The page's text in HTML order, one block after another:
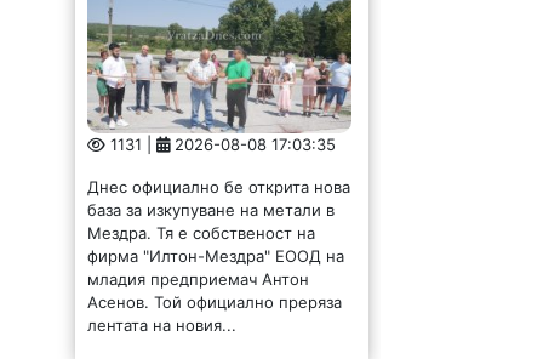
1131 | 2026-08-08 17:03:35
Днес официално бе открита нова
база за изкупуване на метали в
Мездра. Тя е собственост на
фирма "Илтон-Мездра" ЕООД на
младия предприемач Антон
Асенов. Той официално преряза
лентата на новия...